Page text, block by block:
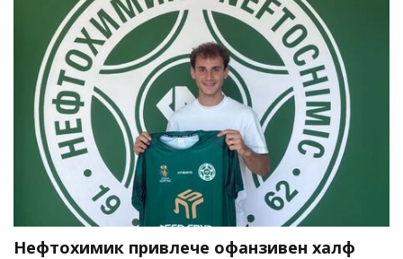
Нефтохимик привлече офанзивен халф